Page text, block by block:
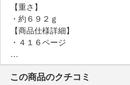
【重さ】
・約６９２ｇ
【商品仕様詳細】
・４１６ページ
【保証（有無）、保証期間】
・なし
【原産国（地）】
この商品のクチコミ